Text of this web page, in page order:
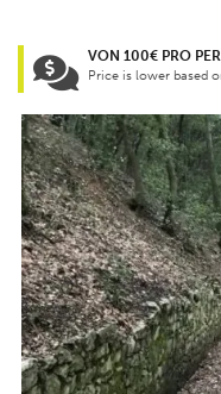
VON 100€ PRO
Price is lower based